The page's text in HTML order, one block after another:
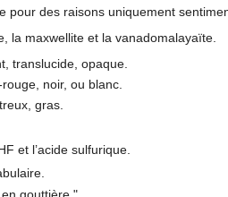
pour des raisons uniquement
la maxwellite et la vanadomalayaïte.
translucide, opaque.
noir, ou blanc.
gras.
et l’acide sulfurique.
gouttière ".